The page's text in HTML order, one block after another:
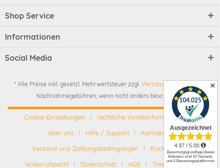
✕
Shop Service
Informationen
Social Media
* Alle Preise inkl. gesetzl. Mehrwertsteuer zzgl. Versandkosten
Nachnahmegebühren, wenn nicht anders beschrieben
Cookie-Einstellungen
rechtliche Vorabinformationen
über uns
Hilfe / Support
Kontakt
Versand und Zahlungsbedingungen
Rückgabe
Widerrufsrecht
Datenschutz AGB Tree-Nation